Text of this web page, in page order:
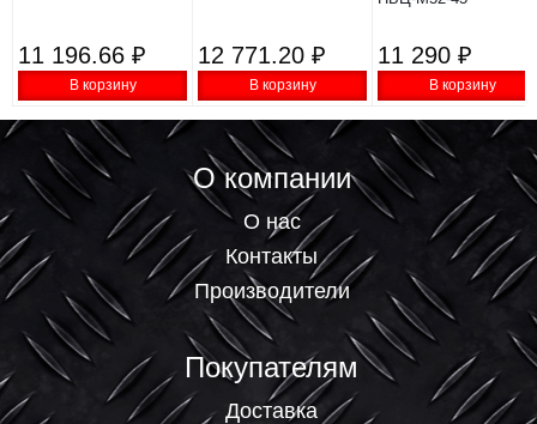
11 196.66 ₽
В корзину
12 771.20 ₽
В корзину
11 290 ₽
В корзину
О компании
О нас
Контакты
Производители
Покупателям
Доставка